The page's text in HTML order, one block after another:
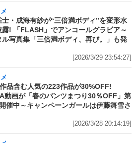
士・成海有紗が“三倍満ボディ”を変形水
露! 「FLASH」でアンコールグラビア～
ル写真集「三倍満ボディ、再び。」も発
[2026/3/29 23:54:27]
品含む人気の223作品が30%OFF!
動画が「春のパンツまつり30％OFF」第
催中～キャンペーンガールは伊藤舞雪さ
[2026/3/28 20:14:19]